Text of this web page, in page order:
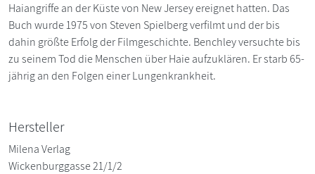
Haiangriffe an der Küste von New Jersey ereignet hatten. Das
Buch wurde 1975 von Steven Spielberg verfilmt und der bis
dahin größte Erfolg der Filmgeschichte. Benchley versuchte bis
zu seinem Tod die Menschen über Haie aufzuklären. Er starb 65-
jährig an den Folgen einer Lungenkrankheit.
Hersteller
Milena Verlag
Wickenburggasse 21/1/2